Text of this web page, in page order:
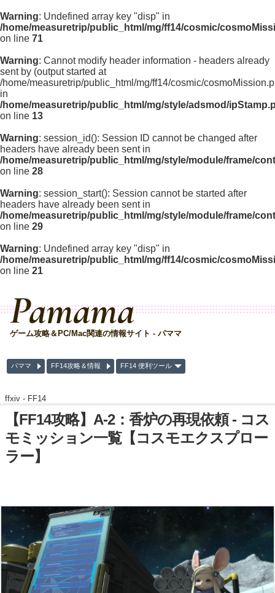
Warning: Undefined array key "disp" in
/home/measuretrip/public_html/mg/ff14/cosmic/
on line 71
Warning: Cannot modify header information - headers already
sent by (output started at
/home/measuretrip/public_html/mg/ff14/cosmic/
in
/home/measuretrip/public_html/mg/style/adsmod/
on line 13
Warning: session_id(): Session ID cannot be changed after
headers have already been sent in
/home/measuretrip/public_html/mg/style/module/frame/
on line 28
Warning: session_start(): Session cannot be started after
headers have already been sent in
/home/measuretrip/public_html/mg/style/module/frame/
on line 29
Warning: Undefined array key "disp" in
/home/measuretrip/public_html/mg/ff14/cosmic/
on line 21
Pamama
ゲーム攻略＆PC/Mac関連の情報サイト - パママ
パママ FF14攻略＆情報 FF14 便利ツール
ffxiv - FF14
【FF14攻略】A-2：香炉の再現依頼 - コス
モミッション一覧【コスモエクスプロー
ラー】